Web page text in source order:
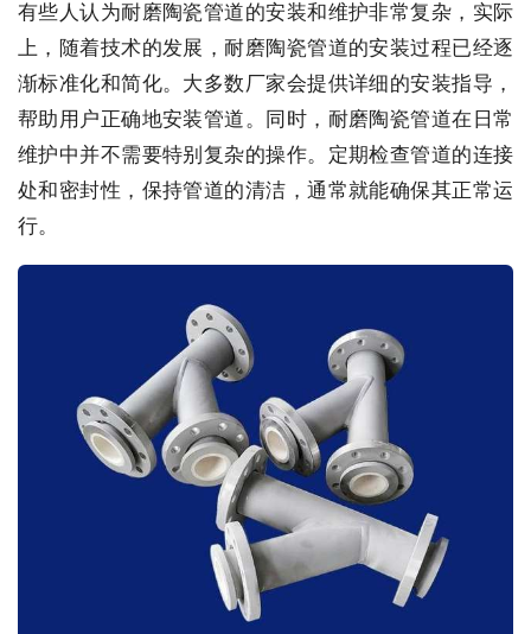
有些人认为耐磨陶瓷管道的安装和维护非常复杂，实际
上，随着技术的发展，耐磨陶瓷管道的安装过程已经逐
渐标准化和简化。大多数厂家会提供详细的安装指导，
帮助用户正确地安装管道。同时，耐磨陶瓷管道在日常
维护中并不需要特别复杂的操作。定期检查管道的连接
处和密封性，保持管道的清洁，通常就能确保其正常运
行。